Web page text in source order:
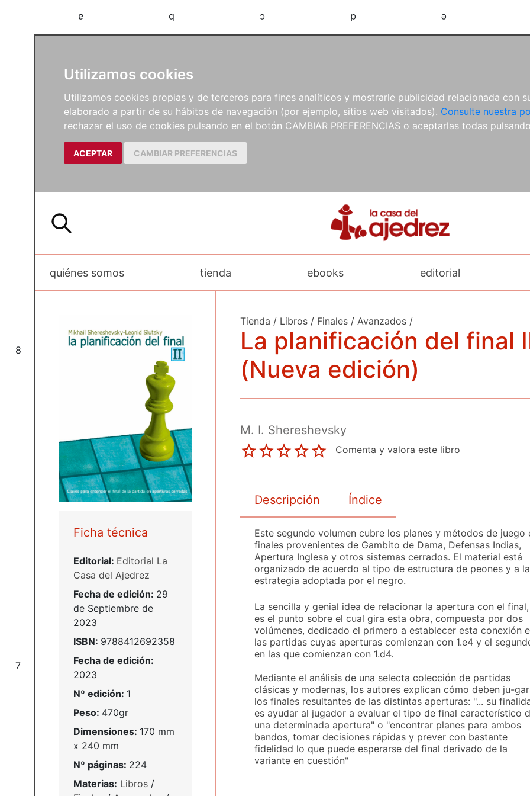
Utilizamos cookies
Utilizamos cookies propias y de terceros para fines analíticos y mostrarle publicidad relacionada con
elaborado a partir de su hábitos de navegación (por ejemplo, sitios web visitados). Consulte nuestra
rechazar el uso de cookies pulsando en el botón CAMBIAR PREFERENCIAS o aceptarlas todas
ACEPTAR CAMBIAR PREFERENCIAS
a b c d e
8
7
quiénes somos tienda ebooks editorial
Ficha técnica
Editorial: Editorial La
Casa del Ajedrez
Fecha de edición: 29
de Septiembre de
2023
ISBN: 9788412692358
Fecha de edición:
2023
Nº edición: 1
Peso: 470gr
Dimensiones: 170 mm
x 240 mm
Nº páginas: 224
Materias: Libros /
Tienda / Libros / Finales / Avanzados /
La planificación del final
(Nueva edición)
M. I. Shereshevsky
Comenta y valora este libro
Descripción Índice
Este segundo volumen cubre los planes y métodos de juego
finales provenientes de Gambito de Dama, Defensas Indias,
Apertura Inglesa y otros sistemas cerrados. El material está
organizado de acuerdo al tipo de estructura de peones y a la
estrategia adoptada por el negro.
La sencilla y genial idea de relacionar la apertura con el final,
es el punto sobre el cual gira esta obra, compuesta por dos
volúmenes, dedicado el primero a establecer esta conexión
las partidas cuyas aperturas comienzan con 1.e4 y el
en las que comienzan con 1.d4.
Mediante el análisis de una selecta colección de partidas
clásicas y modernas, los autores explican cómo deben ju-
los finales resultantes de las distintas aperturas: "... su
es ayudar al jugador a evaluar el tipo de final característico
una determinada apertura" o "encontrar planes para ambos
bandos, tomar decisiones rápidas y prever con bastante
fidelidad lo que puede esperarse del final derivado de la
variante en cuestión"